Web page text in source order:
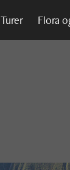
Turer Flora